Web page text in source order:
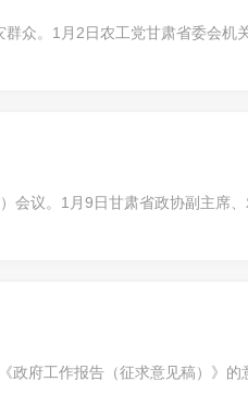
众。1月2日农工党甘肃省委会机
议。1月9日甘肃省政协副主席、
府工作报告（征求意见稿）》的